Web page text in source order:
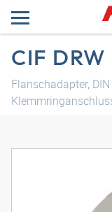
CIF DRW
Flanschadapter,